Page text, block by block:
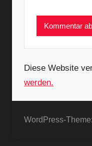
t
b
l
l
,
Diese Website
werden.
WordPress-